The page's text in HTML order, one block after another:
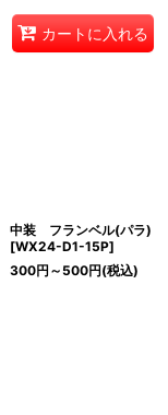
カートに入れる
中装 フランベル(パラ)
[WX24-D1-15P]
300円 ～500円(税込)